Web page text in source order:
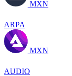
MXN
ARPA
MXN
AUDIO